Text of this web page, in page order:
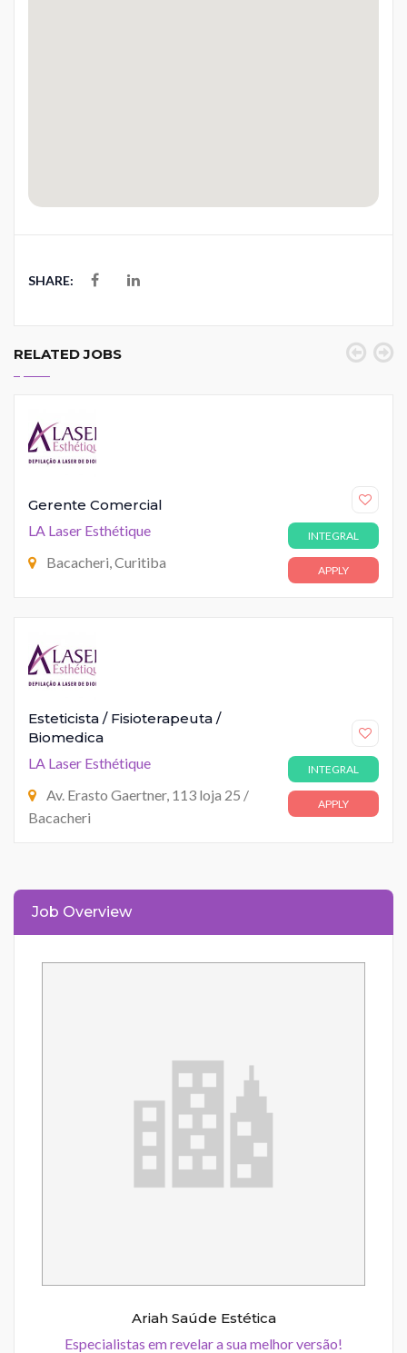
SHARE:
RELATED JOBS
Gerente Comercial
LA Laser Esthétique
Bacacheri, Curitiba
INTEGRAL
APPLY
Esteticista / Fisioterapeuta /
Biomedica
LA Laser Esthétique
Av. Erasto Gaertner, 113 loja 25 /
Bacacheri
INTEGRAL
APPLY
Job Overview
Ariah Saúde Estética
Especialistas em revelar a sua melhor versão!